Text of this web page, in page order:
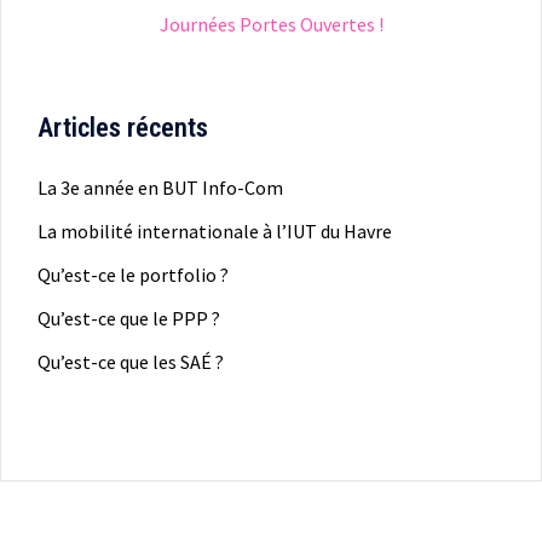
Journées Portes Ouvertes !
Articles récents
La 3e année en BUT Info-Com
La mobilité internationale à l’IUT du Havre
Qu’est-ce le portfolio ?
Qu’est-ce que le PPP ?
Qu’est-ce que les SAÉ ?